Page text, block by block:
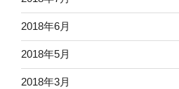
2018年6月
2018年5月
2018年3月